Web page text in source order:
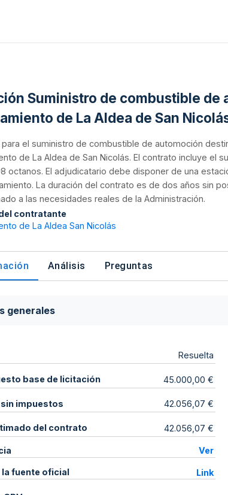
Suministro de combustible
de La Aldea de San
el suministro de combustible de automoción
de La Aldea de San Nicolás. El contrato incluye el
octanos. El adjudicatario debe disponer de una
La duración del contrato es de dos años sin
a las necesidades reales de la Administración.
contratante
de La Aldea San Nicolás
Análisis Preguntas
generales
Resuelta
base de licitación 45.000,00 €
impuestos 42.056,07 €
del contrato 42.056,07 €
Ver
la fuente oficial Link